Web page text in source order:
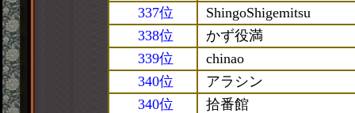
337位
ShingoShigemitsu
338位
かず役満
339位
chinao
340位
アラシン
340位
拾番館